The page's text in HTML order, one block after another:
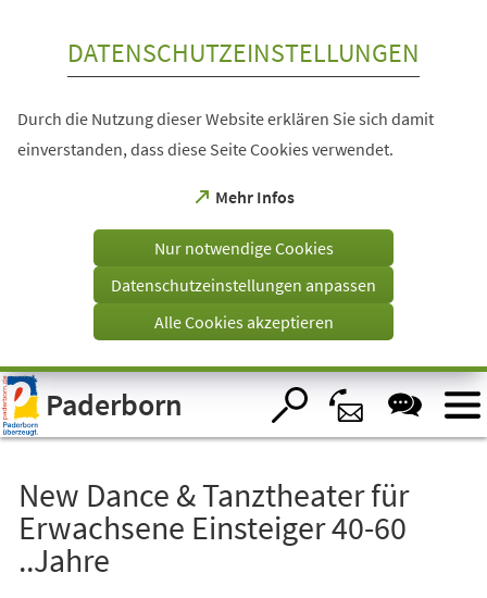
Visuelle
Assistenzsoftware
öffnen.
DATENSCHUTZEINSTELLUNGEN
Durch die Nutzung dieser Website erklären Sie sich damit
einverstanden, dass diese Seite Cookies verwendet.
Mehr Infos
(Öffnet
einem
Tab)
Nur notwendige Cookies
Datenschutzeinstellungen anpassen
Alle Cookies akzeptieren
Paderborn
New Dance & Tanztheater für
Erwachsene Einsteiger 40-60
..Jahre